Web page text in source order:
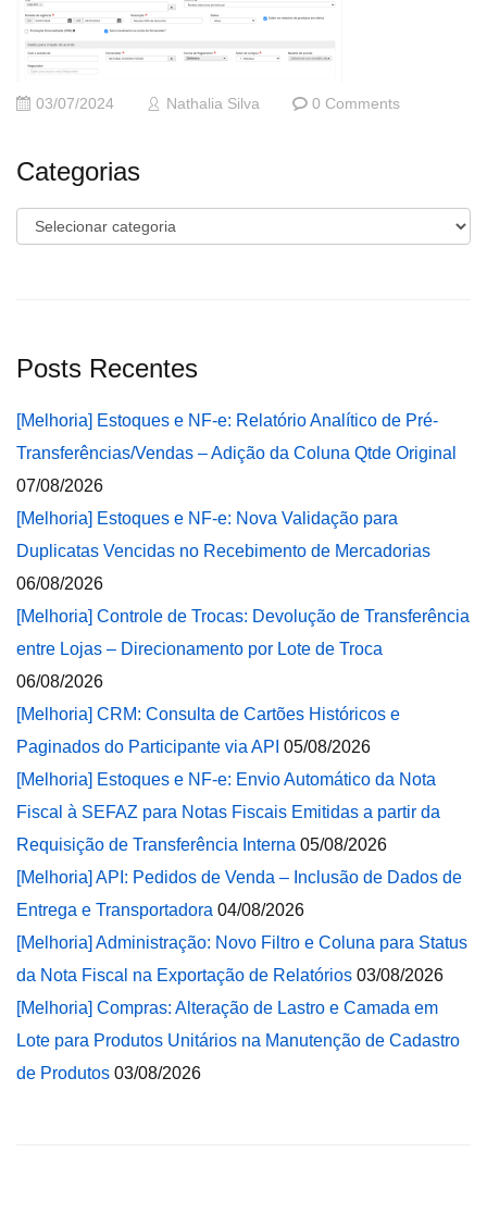
03/07/2024 Nathalia Silva 0 Comments
Categorias
Categorias
Posts Recentes
[Melhoria] Estoques e NF-e: Relatório Analítico de Pré-
Transferências/Vendas – Adição da Coluna Qtde Original
07/08/2026
[Melhoria] Estoques e NF-e: Nova Validação para
Duplicatas Vencidas no Recebimento de Mercadorias
06/08/2026
[Melhoria] Controle de Trocas: Devolução de Transferência
entre Lojas – Direcionamento por Lote de Troca
06/08/2026
[Melhoria] CRM: Consulta de Cartões Históricos e
Paginados do Participante via API 05/08/2026
[Melhoria] Estoques e NF-e: Envio Automático da Nota
Fiscal à SEFAZ para Notas Fiscais Emitidas a partir da
Requisição de Transferência Interna 05/08/2026
[Melhoria] API: Pedidos de Venda – Inclusão de Dados de
Entrega e Transportadora 04/08/2026
[Melhoria] Administração: Novo Filtro e Coluna para Status
da Nota Fiscal na Exportação de Relatórios 03/08/2026
[Melhoria] Compras: Alteração de Lastro e Camada em
Lote para Produtos Unitários na Manutenção de Cadastro
de Produtos 03/08/2026